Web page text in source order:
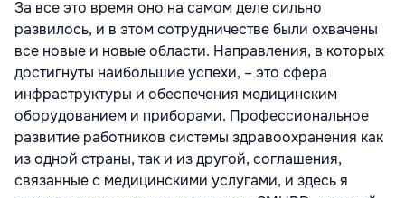
За все это время оно на самом деле сильно
развилось, и в этом сотрудничестве были охвачены
все новые и новые области. Направления, в которых
достигнуты наибольшие успехи, – это сфера
инфраструктуры и обеспечения медицинским
оборудованием и приборами. Профессиональное
развитие работников системы здравоохранения как
из одной страны, так и из другой, соглашения,
связанные с медицинскими услугами, и здесь я